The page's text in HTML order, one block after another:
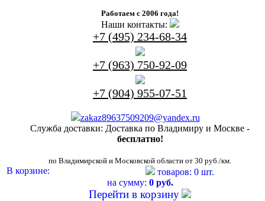
Работаем с 2006 года!
Наши контакты:
+7 (495) 234-68-34
+7 (963) 750-92-09
+7 (904) 955-07-51
zakaz89637509209@yandex.ru
Служба доставки: Доставка по Владимиру и Москве -
бесплатно!
по Владимирской и Московской области от 30 руб./км.
В корзине:
товаров: 0 шт.
на сумму: 0 руб.
Перейти в корзину